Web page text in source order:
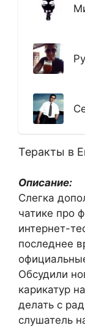
Теракты в
Описание:
Слегка
чатике про
интернет-
последнее
Обсудили
карикатур
делать с
слушатель